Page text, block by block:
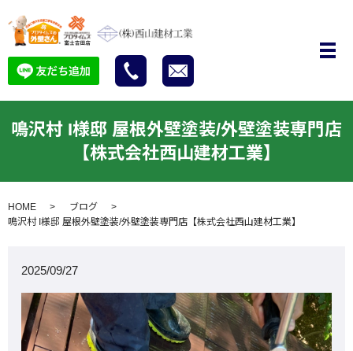
鳴沢村 I様邸 屋根外壁塗装/外壁塗装専門店
【株式会社西山建材工業】
HOME
ブログ
鳴沢村 I様邸 屋根外壁塗装/外壁塗装専門店【株式会社西山建材工業】
2025/09/27